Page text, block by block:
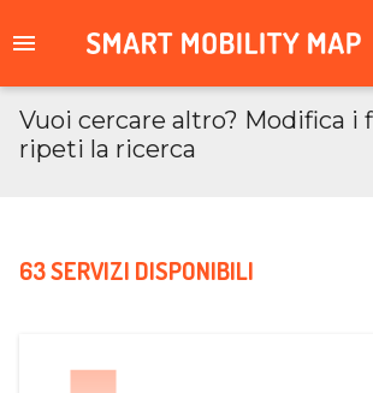
Vuoi cercare altro? Modifica i
ripeti la ricerca
63 SERVIZI DISPONIBILI